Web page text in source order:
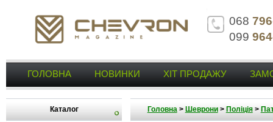
068
099
ГОЛОВНА НОВИНКИ ХІТ ПРОДАЖУ
Каталог Головна> Шеврони> Поліція>